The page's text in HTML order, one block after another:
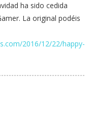
ha sido cedida
La original podéis
2016/12/22/happy-